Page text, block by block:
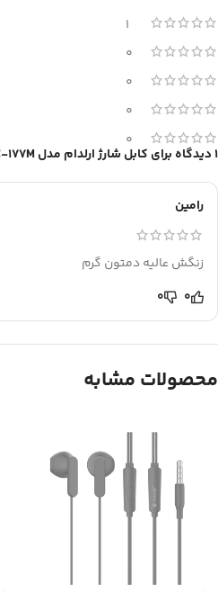
1
0
0
0
0
1 دیدگاه برای کابل شارژ ارلدام مدل Earldom EC-177M میکرو
رامین
زنگش عالیه دمتون گرم
0
0
محصولات مشابه